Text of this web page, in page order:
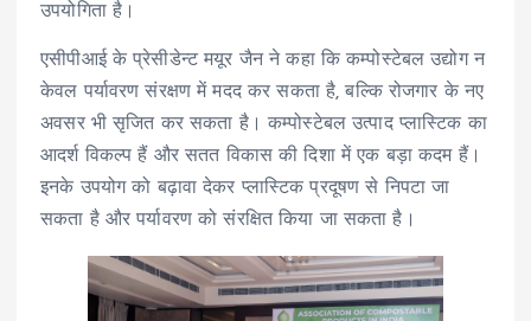
उपयोगिता है।
एसीपीआई के प्रेसीडेन्ट मयूर जैन ने कहा कि कम्पोस्टेबल उद्योग न
केवल पर्यावरण संरक्षण में मदद कर सकता है, बल्कि रोजगार के नए
अवसर भी सृजित कर सकता है। कम्पोस्टेबल उत्पाद प्लास्टिक का
आदर्श विकल्प हैं और सतत विकास की दिशा में एक बड़ा कदम हैं।
इनके उपयोग को बढ़ावा देकर प्लास्टिक प्रदूषण से निपटा जा
सकता है और पर्यावरण को संरक्षित किया जा सकता है।